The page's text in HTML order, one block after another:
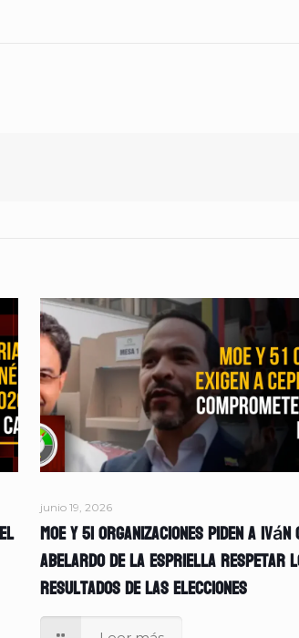
junio 19, 2026
MOE y 51 organizaciones piden a Iván
Abelardo de la Espriella respetar
resultados de las elecciones